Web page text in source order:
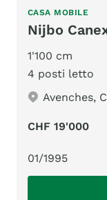
CASA MOBILE
Nijbo
1'100 cm
4 posti letto
Avenches,
CHF 19'000
01/1995